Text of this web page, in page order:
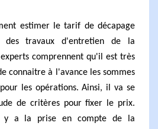
estimer le tarif de décapage
des travaux d'entretien de la
comprennent qu'il est très
connaitre à l'avance les sommes
les opérations. Ainsi, il va se
de critères pour fixer le prix.
y a la prise en compte de la